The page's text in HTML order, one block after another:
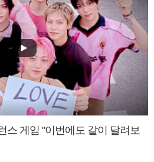
스 게임 "이번에도 같이 달려보